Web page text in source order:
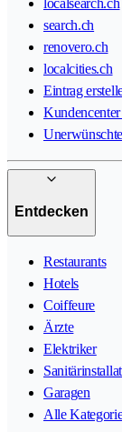
localsearch.ch
search.ch
renovero.ch
localcities.ch
Eintrag
Entdecken
Restaurants
Hotels
Coiffeure
Ärzte
Elektriker
Garagen
Alle